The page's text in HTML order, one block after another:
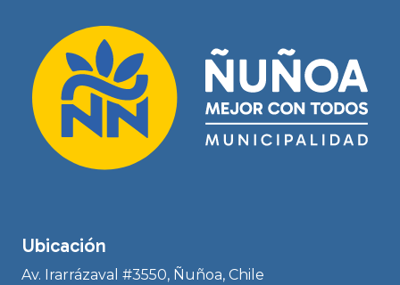
Ubicación
Av. Irarrázaval #3550, Ñuñoa, Chile